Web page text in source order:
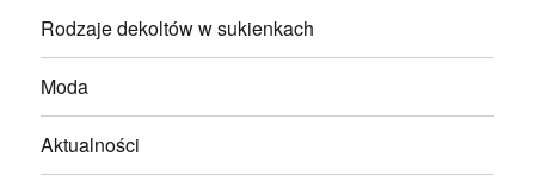
Rodzaje dekoltów w sukienkach
Moda
Aktualności